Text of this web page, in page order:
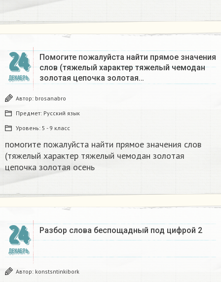
24
ДЕКАБРЬ
Помогите пожалуйста найти прямое значения
слов (тяжелый характер тяжелый чемодан
золотая цепочка золотая…
Автор: brosanabro
Предмет: Русский язык
Уровень: 5 - 9 класс
помогите пожалуйста найти прямое значения слов
(тяжелый характер тяжелый чемодан золотая
цепочка золотая осень
24
ДЕКАБРЬ
Разбор слова беспощадный под цифрой 2
Автор: konstsntinkibork